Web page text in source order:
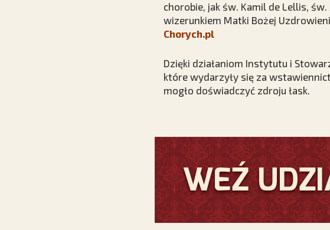
chorobie, jak św. Kamil de Lellis,
wizerunkiem Matki Bożej
Chorych.pl
Dzięki działaniom Instytutu i
które wydarzyły się za
mogło doświadczyć zdroju łask.